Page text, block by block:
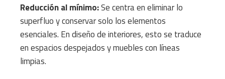
Reducción al mínimo:Se centra en eliminar lo
superfluo y conservar solo los elementos
esenciales. En diseño de interiores, esto se traduce
en espacios despejados y muebles con líneas
limpias.